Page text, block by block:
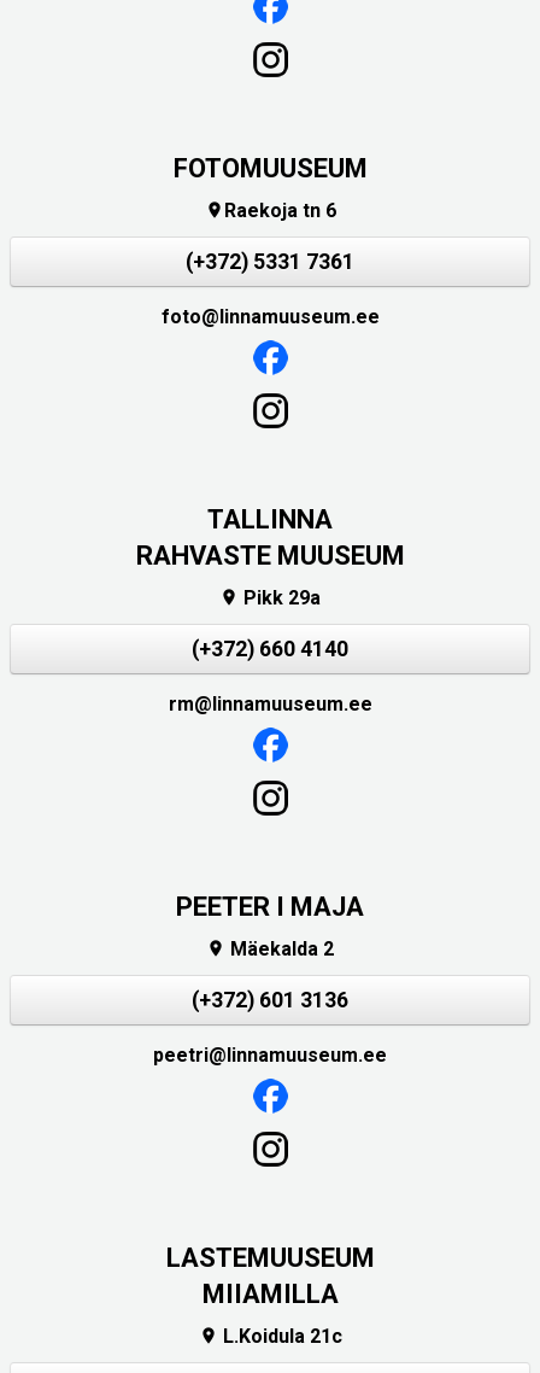
FOTOMUUSEUM
 Raekoja tn 6
(+372) 5331 7361
foto@linnamuuseum.ee
TALLINNA
RAHVASTE MUUSEUM
 Pikk 29a
(+372) 660 4140
rm@linnamuuseum.ee
PEETER I MAJA
 Mäekalda 2
(+372) 601 3136
peetri@linnamuuseum.ee
LASTEMUUSEUM
MIIAMILLA
 L.Koidula 21c